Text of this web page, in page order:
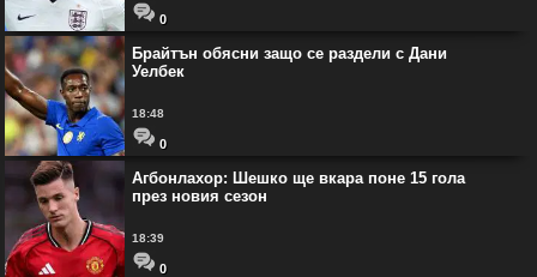
0
Брайтън обясни защо се раздели с Дани
Уелбек
18:48
0
Агбонлахор: Шешко ще вкара поне 15 гола
през новия сезон
18:39
0